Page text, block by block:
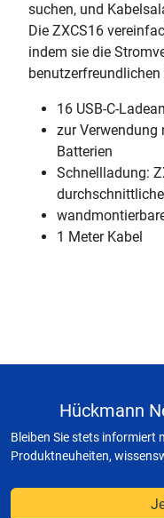
suchen, und
Die ZXCS16
indem sie die
16 USB-C-
zur Verwendung
Batterien
Schnellladung:
1 Meter Kabel
Hückmann
Bleiben Sie stets informiert
Produktneuheiten,